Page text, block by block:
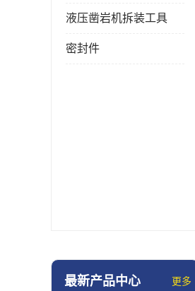
液压凿岩机拆装工具
密封件
最新产品中心 更多